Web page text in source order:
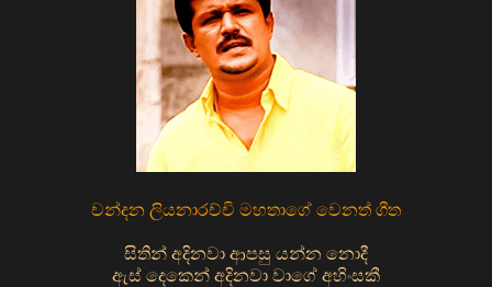
චන්දන ලියනාරච්චි මහතාගේ වෙනත් ගීත
සිතින් අදිනවා ආපසු යන්න නොදී
ඇස් දෙකෙන් අදිනවා වාගේ අහිංසකී